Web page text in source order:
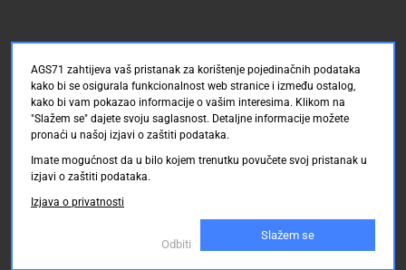
AGS71 zahtijeva vaš pristanak za korištenje pojedinačnih podataka
kako bi se osigurala funkcionalnost web stranice i između ostalog,
kako bi vam pokazao informacije o vašim interesima. Klikom na
"Slažem se" dajete svoju saglasnost. Detaljne informacije možete
pronaći u našoj izjavi o zaštiti podataka.
Imate mogućnost da u bilo kojem trenutku povučete svoj pristanak u
izjavi o zaštiti podataka.
Izjava o privatnosti
Odbiti
Slažem se